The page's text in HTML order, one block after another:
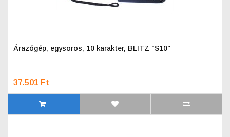
Árazógép, egysoros, 10 karakter, BLITZ "S10"
37.501 Ft